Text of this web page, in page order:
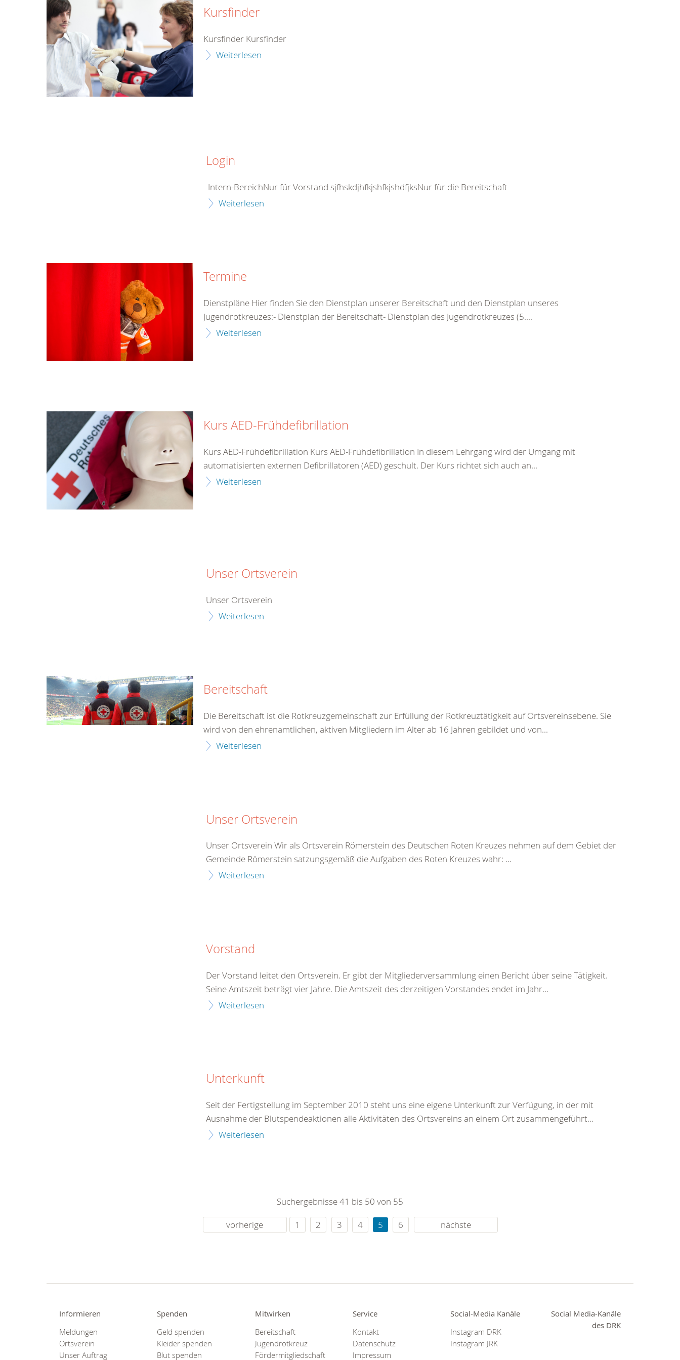
Kursfinder
Kursfinder Kursfinder
Weiterlesen
Login
Intern-BereichNur für Vorstand sjfhskdjhfkjshfkjshdfjksNur für die Bereitschaft
Weiterlesen
Termine
Dienstpläne Hier finden Sie den Dienstplan unserer Bereitschaft und den Dienstplan unseres
Jugendrotkreuzes:- Dienstplan der Bereitschaft- Dienstplan des Jugendrotkreuzes (5....
Weiterlesen
Kurs AED-Frühdefibrillation
Kurs AED-Frühdefibrillation Kurs AED-Frühdefibrillation In diesem Lehrgang wird der Umgang mit
automatisierten externen Defibrillatoren (AED) geschult. Der Kurs richtet sich auch an...
Weiterlesen
Unser Ortsverein
Unser Ortsverein
Weiterlesen
Bereitschaft
Die Bereitschaft ist die Rotkreuzgemeinschaft zur Erfüllung der Rotkreuztätigkeit auf Ortsvereinsebene. Sie
wird von den ehrenamtlichen, aktiven Mitgliedern im Alter ab 16 Jahren gebildet und von...
Weiterlesen
Unser Ortsverein
Unser Ortsverein Wir als Ortsverein Römerstein des Deutschen Roten Kreuzes nehmen auf dem Gebiet der
Gemeinde Römerstein satzungsgemäß die Aufgaben des Roten Kreuzes wahr: ...
Weiterlesen
Vorstand
Der Vorstand leitet den Ortsverein. Er gibt der Mitgliederversammlung einen Bericht über seine Tätigkeit.
Seine Amtszeit beträgt vier Jahre. Die Amtszeit des derzeitigen Vorstandes endet im Jahr...
Weiterlesen
Unterkunft
Seit der Fertigstellung im September 2010 steht uns eine eigene Unterkunft zur Verfügung, in der mit
Ausnahme der Blutspendeaktionen alle Aktivitäten des Ortsvereins an einem Ort zusammengeführt...
Weiterlesen
Suchergebnisse 41 bis 50 von 55
vorherige
1 2 3 4 5 6 nächste
Informieren
Meldungen
Ortsverein
Unser Auftrag
Spenden
Geld spenden
Kleider spenden
Blut spenden
Mitwirken
Bereitschaft
Jugendrotkreuz
Fördermitgliedschaft
Service
Kontakt
Datenschutz
Impressum
Social-Media Kanäle
Instagram DRK
Instagram JRK
Social Media-Kanäle
des DRK